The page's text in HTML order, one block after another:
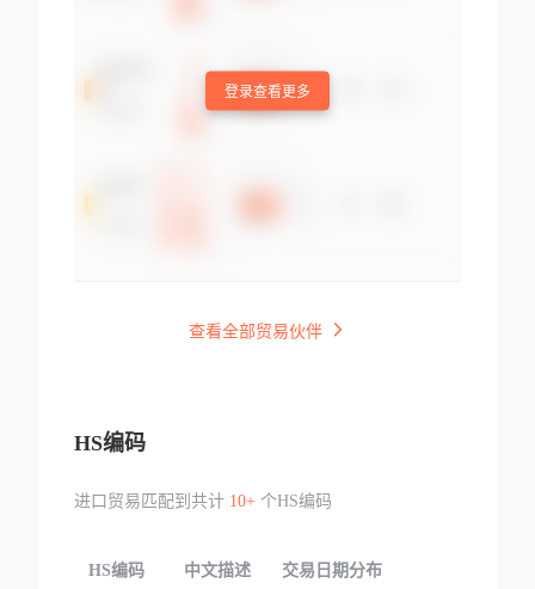
登录查看更多
查看全部贸易伙伴
HS编码
进口贸易匹配到共计 10+个HS编码
HS编码 中文描述 交易日期分布